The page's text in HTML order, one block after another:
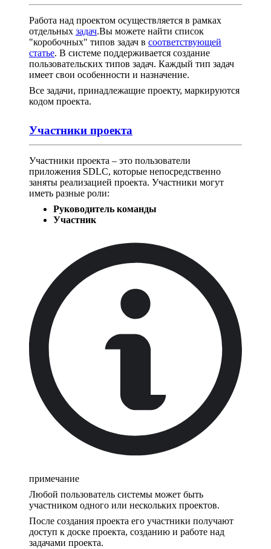
Работа над проектом осуществляется в рамках
отдельных задач.Вы можете найти список
"коробочных" типов задач в соответствующей
статье. В системе поддерживается создание
пользовательских типов задач. Каждый тип задач
имеет свои особенности и назначение.
Все задачи, принадлежащие проекту, маркируются
кодом проекта.
Участники проекта
Участники проекта – это пользователи
приложения SDLC, которые непосредственно
заняты реализацией проекта. Участники могут
иметь разные роли:
Руководитель команды
Участник
примечание
Любой пользователь системы может быть
участником одного или нескольких проектов.
После создания проекта его участники получают
доступ к доске проекта, созданию и работе над
задачами проекта.